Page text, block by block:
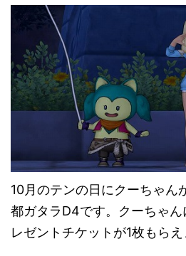
10月のテンの日にクーちゃん
都ガタラD4です。クーちゃ
レゼントチケットが1枚もらえ